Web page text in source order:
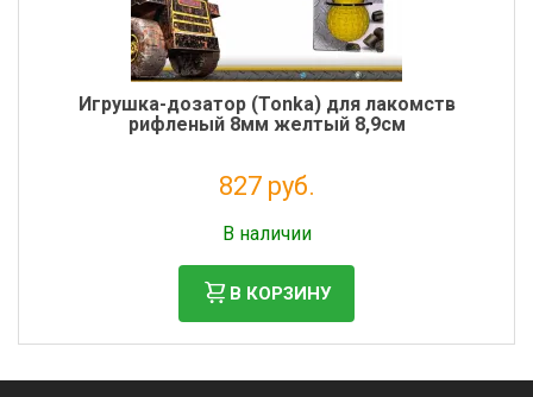
Игрушка-дозатор (Tonka) для лакомств
рифленый 8мм желтый 8,9см
827 руб.
В наличии
В КОРЗИНУ